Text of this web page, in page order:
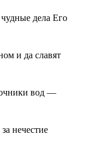
дела Его
и да славят
вод —
нечестие